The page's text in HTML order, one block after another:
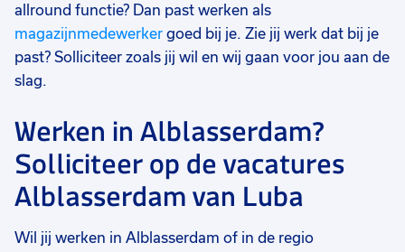
allround functie? Dan past werken als
magazijnmedewerker goed bij je. Zie jij werk dat bij je
past? Solliciteer zoals jij wil en wij gaan voor jou aan de
slag.
Werken in Alblasserdam?
Solliciteer op de vacatures
Alblasserdam van Luba
Wil jij werken in Alblasserdam of in de regio